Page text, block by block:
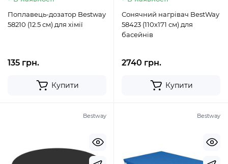
Поплавець-дозатор Bestway
58210 (12.5 см) для хімії
135 грн.
Купити
Сонячний нагрівач BestWay
58423 (110х171 см) для
басейнів
2740 грн.
Купити
Bestway Bestway